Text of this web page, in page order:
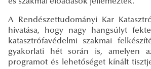
A Rendészettudományi Kar
hivatása, hogy nagy hangsúlyt
katasztrófavédelmi szakmai
gyakorlati hét során is, amelyen
programot és lehetőséget kínált